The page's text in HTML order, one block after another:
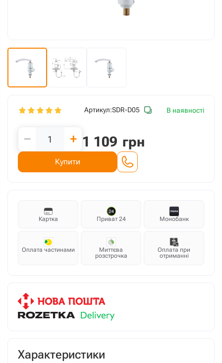
Артикул:SDR-D05 В наявності
− + 1 109 грн
Купити
Картка Приват 24 Монобанк
Оплата частинами
Миттєва
розстрочка
Оплата при
отриманні
Характеристики